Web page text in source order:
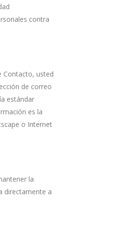
contra
Contacto, usted
de correo
estándar
es la
o Internet
la
directamente a